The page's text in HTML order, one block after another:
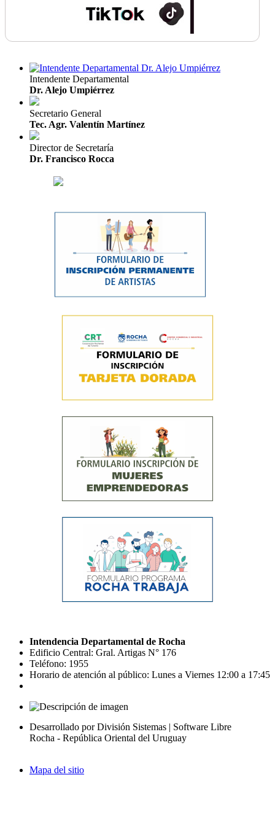
Intendente Departamental
Dr. Alejo Umpiérrez
Secretario General
Tec. Agr. Valentín Martínez
Director de Secretaría
Dr. Francisco Rocca
Intendencia Departamental de Rocha
Edificio Central: Gral. Artigas N° 176
Teléfono: 1955
Horario de atención al público: Lunes a Viernes 12:00 a 17:45
Desarrollado por División Sistemas | Software Libre
Rocha - República Oriental del Uruguay
Mapa del sitio